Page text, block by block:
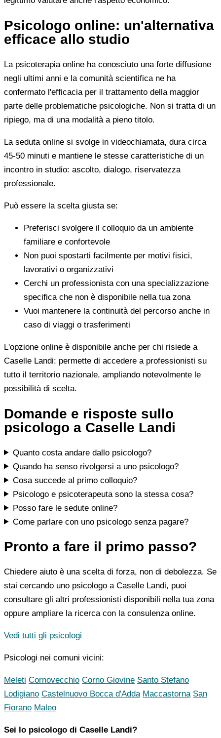
Psicologo online: un'alternativa
efficace allo studio
La psicoterapia online ha conosciuto una forte diffusione
negli ultimi anni e la comunità scientifica ne ha
confermato l'efficacia per il trattamento della maggior
parte delle problematiche psicologiche. Non si tratta di un
ripiego, ma di una modalità a pieno titolo.
La seduta online si svolge in videochiamata, dura circa
45-50 minuti e mantiene le stesse caratteristiche di un
incontro in studio: ascolto, dialogo, riservatezza
professionale.
Può essere la scelta giusta se:
Preferisci svolgere il colloquio da un ambiente
familiare e confortevole
Non puoi spostarti facilmente per motivi fisici,
lavorativi o organizzativi
Cerchi un professionista con una specializzazione
specifica che non è disponibile nella tua zona
Vuoi mantenere la continuità del percorso anche in
caso di viaggi o trasferimenti
L'opzione online è disponibile anche per chi risiede a
Caselle Landi: permette di accedere a professionisti su
tutto il territorio nazionale, ampliando notevolmente le
possibilità di scelta.
Domande e risposte sullo
psicologo a Caselle Landi
Quanto costa andare dallo psicologo?
Quando ha senso rivolgersi a uno psicologo?
Cosa succede al primo colloquio?
Psicologo e psicoterapeuta sono la stessa cosa?
Posso fare le sedute online?
Come parlare con uno psicologo senza pagare?
Pronto a fare il primo passo?
Chiedere aiuto è una scelta di forza, non di debolezza. Se
stai cercando uno psicologo a Caselle Landi, puoi
consultare gli altri professionisti disponibili nella tua zona
oppure ampliare la ricerca con la consulenza online.
Vedi tutti gli psicologi
Psicologi nei comuni vicini:
Meleti Cornovecchio Corno Giovine Santo Stefano
Lodigiano Castelnuovo Bocca d'Adda Maccastorna San
Fiorano Maleo
Sei lo psicologo di Caselle Landi?